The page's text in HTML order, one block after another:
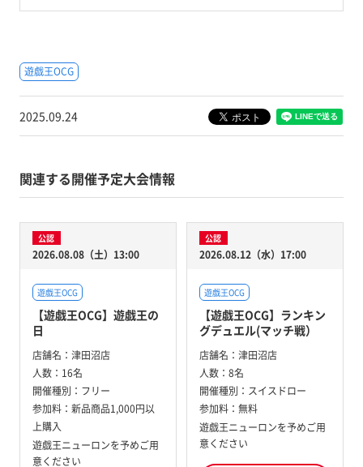
遊戯王OCG
2025.09.24
関連する開催予定大会情報
公認
2026.08.08（土）13:00
遊戯王OCG
【遊戯王OCG】遊戯王の
日
店舗名： 津田沼店
人数： 16名
開催種別： フリー
参加料： 新品商品1,000円以
上購入
遊戯王ニューロンを予めご用
意ください
公認
2026.08.12（水）17:00
遊戯王OCG
【遊戯王OCG】ランキン
グデュエル(マッチ戦）
店舗名： 津田沼店
人数： 8名
開催種別： スイスドロー
参加料： 無料
遊戯王ニューロンを予めご用
意ください